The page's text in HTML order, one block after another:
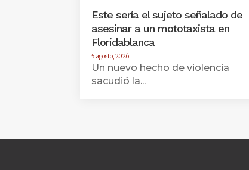
Este sería el sujeto señalado de
asesinar a un mototaxista en
Floridablanca
5 agosto, 2026
Un nuevo hecho de violencia
sacudió la...